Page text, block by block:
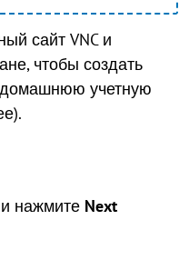
сайт VNC и
чтобы создать
домашнюю учетную
нажмите Next